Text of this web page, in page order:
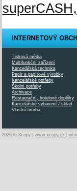
INTERNETOVÝ
Tisková média
Multifunkční zařízení
Kancelářská technika
Papír a papírové výrobky
Kancelářské potřeby
Školní potřeby
Archivace
Restaurační, hotelové doplňky
Kancelářské vybavení / sklad
Vlastní tvorba
2026 © Xcopy | www.xcopy.cz